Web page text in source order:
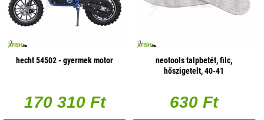
hecht 54502 - gyermek motor
170 310 Ft
neotools talpbetét, filc,
hőszigetelt, 40-41
630 Ft